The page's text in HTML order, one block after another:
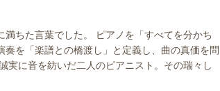
ちた言葉でした。 ピアノを「すべてを分かち
を「楽譜との橋渡し」と定義し、曲の真価を問
実に音を紡いだ二人のピアニスト。その瑞々し